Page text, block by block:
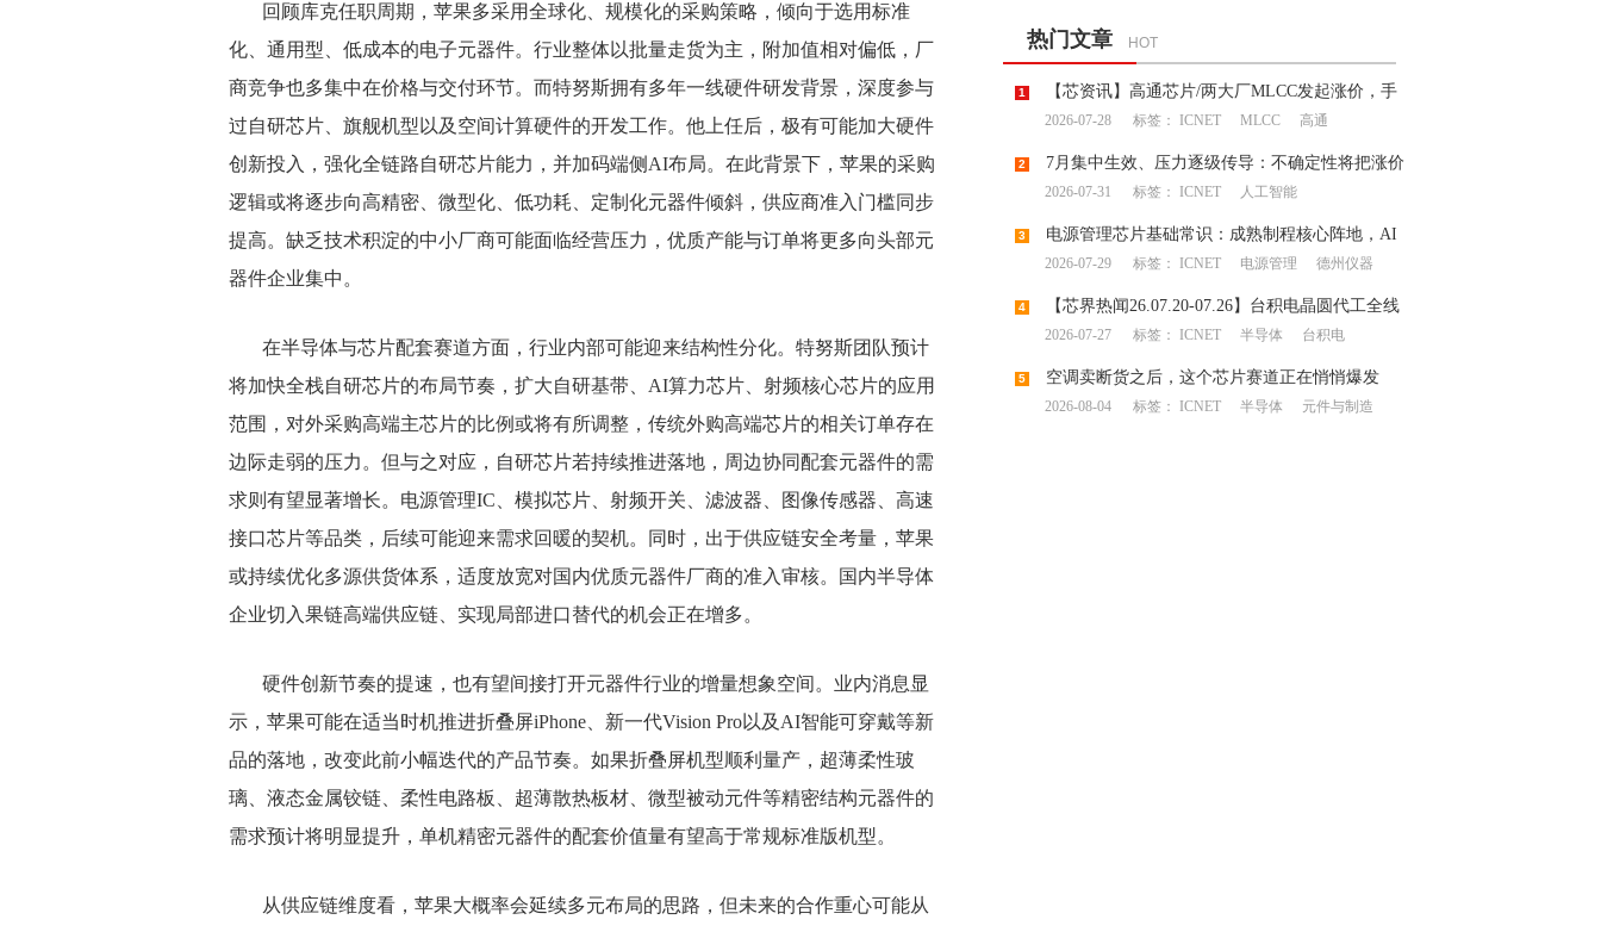
回顾库克任职周期，苹果多采用全球化、规模化的采购策略，倾向于选用标准
化、通用型、低成本的电子元器件。行业整体以批量走货为主，附加值相对偏低，厂
商竞争也多集中在价格与交付环节。而特努斯拥有多年一线硬件研发背景，深度参与
过自研芯片、旗舰机型以及空间计算硬件的开发工作。他上任后，极有可能加大硬件
创新投入，强化全链路自研芯片能力，并加码端侧AI布局。在此背景下，苹果的采购
逻辑或将逐步向高精密、微型化、低功耗、定制化元器件倾斜，供应商准入门槛同步
提高。缺乏技术积淀的中小厂商可能面临经营压力，优质产能与订单将更多向头部元
器件企业集中。
在半导体与芯片配套赛道方面，行业内部可能迎来结构性分化。特努斯团队预计
将加快全栈自研芯片的布局节奏，扩大自研基带、AI算力芯片、射频核心芯片的应用
范围，对外采购高端主芯片的比例或将有所调整，传统外购高端芯片的相关订单存在
边际走弱的压力。但与之对应，自研芯片若持续推进落地，周边协同配套元器件的需
求则有望显著增长。电源管理IC、模拟芯片、射频开关、滤波器、图像传感器、高速
接口芯片等品类，后续可能迎来需求回暖的契机。同时，出于供应链安全考量，苹果
或持续优化多源供货体系，适度放宽对国内优质元器件厂商的准入审核。国内半导体
企业切入果链高端供应链、实现局部进口替代的机会正在增多。
硬件创新节奏的提速，也有望间接打开元器件行业的增量想象空间。业内消息显
示，苹果可能在适当时机推进折叠屏iPhone、新一代Vision Pro以及AI智能可穿戴等新
品的落地，改变此前小幅迭代的产品节奏。如果折叠屏机型顺利量产，超薄柔性玻
璃、液态金属铰链、柔性电路板、超薄散热板材、微型被动元件等精密结构元器件的
需求预计将明显提升，单机精密元器件的配套价值量有望高于常规标准版机型。
从供应链维度看，苹果大概率会延续多元布局的思路，但未来的合作重心可能从
热门文章 HOT
1
【芯资讯】高通芯片/两大厂MLCC发起涨价，手
机供应链产生上下游博弈
2026-07-28 标签： ICNET MLCC 高通
2
7月集中生效、压力逐级传导：不确定性将把涨价
潮带向何处？
2026-07-31 标签： ICNET 人工智能
3
电源管理芯片基础常识：成熟制程核心阵地，AI
时代“一飞冲天”
2026-07-29 标签： ICNET 电源管理 德州仪器
4
【芯界热闻26.07.20-07.26】台积电晶圆代工全线
调涨，意法/德仪业绩大幅提升
2026-07-27 标签： ICNET 半导体 台积电
5 空调卖断货之后，这个芯片赛道正在悄悄爆发
2026-08-04 标签： ICNET 半导体 元件与制造